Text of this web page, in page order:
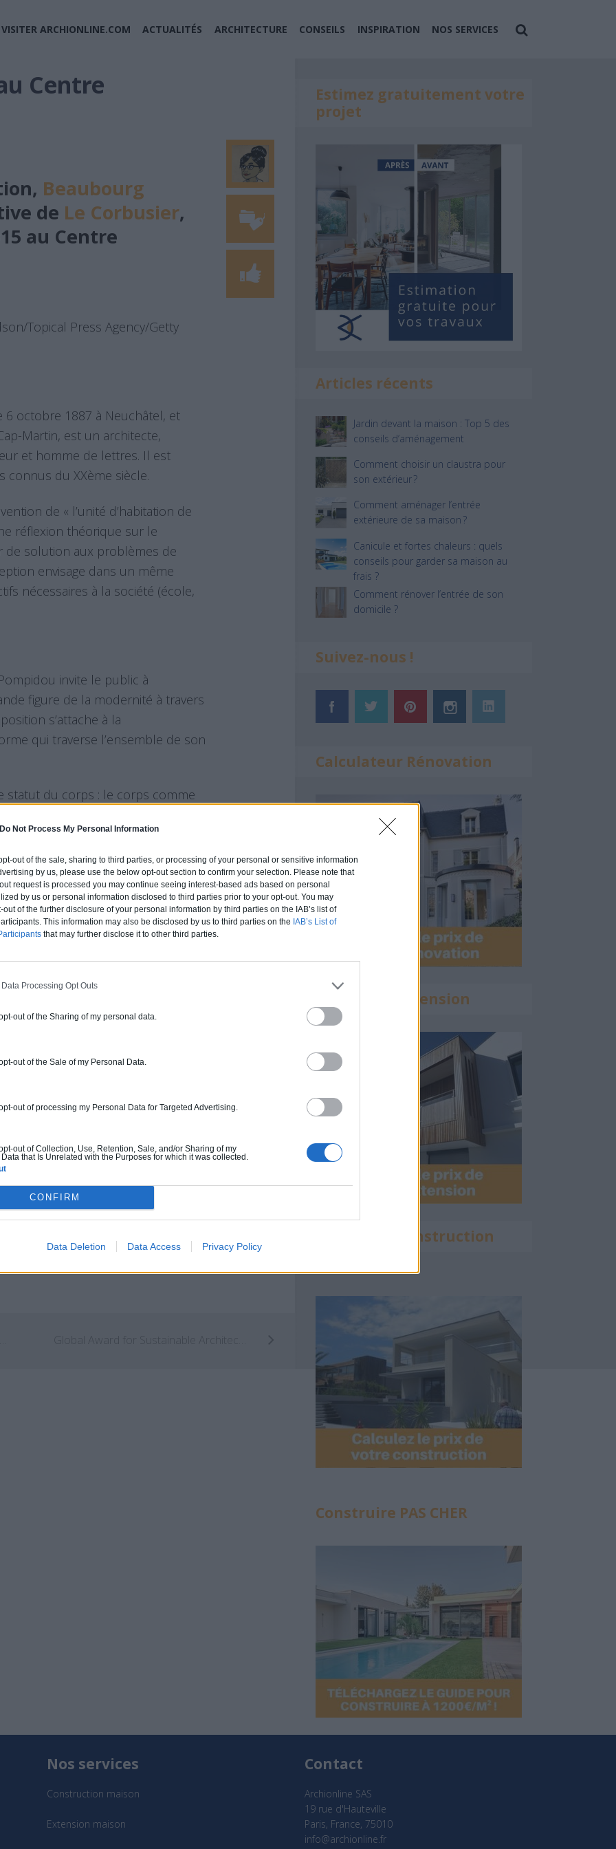
Do Not Process My Personal Information
out of the sale, sharing to third parties, or processing of your personal or sensitive information
by us, please use the below opt-out section to confirm your selection. Please note that
request is processed you may continue seeing interest-based ads based on personal
by us or personal information disclosed to third parties prior to your opt-out. You may
of the further disclosure of your personal information by third parties on the IAB’s list of
This information may also be disclosed by us to third parties on the IAB’s List of
that may further disclose it to other third parties.
Processing Opt Outs
out of the Sharing of my personal data.
out of the Sale of my Personal Data.
out of processing my Personal Data for Targeted Advertising.
out of Collection, Use, Retention, Sale, and/or Sharing of my
that Is Unrelated with the Purposes for which it was collected.
CONFIRM
Data Deletion Data Access Privacy Policy
VISITER ARCHIONLINE.COM ACTUALITÉS ARCHITECTURE CONSEILS INSPIRATION NOS SERVICES
Centre
Beaubourg
de Le Corbusier,
au Centre
Topical Press Agency/Getty
6 octobre 1887 à Neuchâtel, et
Martin, est un architecte,
et homme de lettres. Il est
connus du XXème siècle.
de « l’unité d’habitation de
réflexion théorique sur le
de solution aux problèmes de
envisage dans un même
nécessaires à la société (école,
invite le public à
figure de la modernité à travers
s’attache à la
qui traverse l’ensemble de son
statut du corps : le corps comme
le corps dans des architectures
spiritualité.
:
radieuse’, Marseille, 1945-1952 /
Estimez gratuitement votre
projet
Articles récents
Jardin devant la maison : Top 5 des
conseils d’aménagement
Comment choisir un claustra pour
son extérieur ?
Comment aménager l’entrée
extérieure de sa maison ?
Canicule et fortes chaleurs : quels
conseils pour garder sa maison au
frais ?
Comment rénover l’entrée de son
domicile ?
Suivez-nous !
Calculateur Rénovation
Calculette Extension
Calculette Construction
Construire PAS CHER
Nos services
Construction maison
Extension maison
Contact
Archionline SAS
19 rue d'Hauteville
Paris, France, 75010
info@archionline.fr